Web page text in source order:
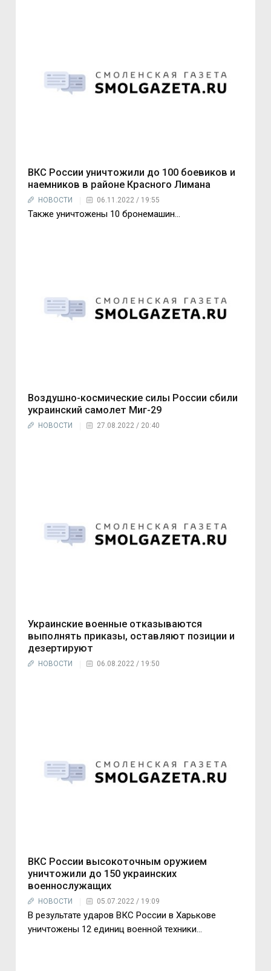
ВКС России уничтожили до 100 боевиков и
наемников в районе Красного Лимана
НОВОСТИ 06.11.2022 / 19:55
Также уничтожены 10 бронемашин...
Воздушно-космические силы России сбили
украинский самолет Миг-29
НОВОСТИ 27.08.2022 / 20:40
Украинские военные отказываются
выполнять приказы, оставляют позиции и
дезертируют
НОВОСТИ 06.08.2022 / 19:50
ВКС России высокоточным оружием
уничтожили до 150 украинских
военнослужащих
НОВОСТИ 05.07.2022 / 19:09
В результате ударов ВКС России в Харькове
уничтожены 12 единиц военной техники...